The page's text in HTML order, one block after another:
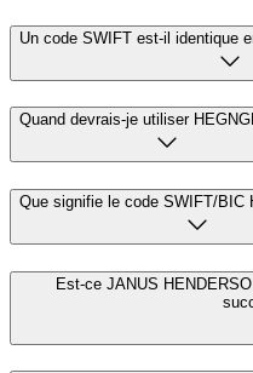
Un code SWIFT est-il identique
Quand devrais-je utiliser
Que signifie le code SWIFT/BIC
Est-ce JANUS